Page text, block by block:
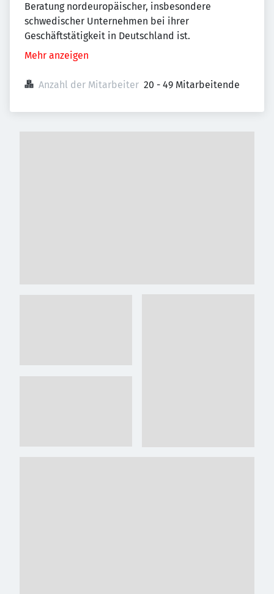
Beratung nordeuropäischer, insbesondere
schwedischer Unternehmen bei ihrer
Geschäftstätigkeit in Deutschland ist.
Mehr anzeigen
Anzahl der Mitarbeiter 20 - 49 Mitarbeitende